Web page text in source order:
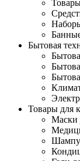
Бытовая
Товары для
Маски